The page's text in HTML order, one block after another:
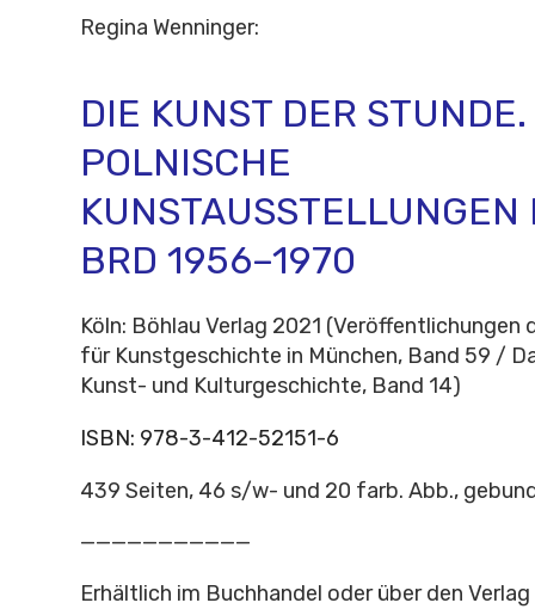
Regina Wenninger:
DIE KUNST DER STUNDE.
POLNISCHE
KUNSTAUSSTELLUNGEN
BRD 1956–1970
Köln: Böhlau Verlag 2021
für Kunstgeschichte in München, Band 59 /
Kunst- und Kulturgeschichte, Band 14)
ISBN: 978-3-412-52151-6
439 Seiten, 46 s/w- und 20 farb. Abb.,
———————————
Erhältlich im Buchhandel oder über den Verlag